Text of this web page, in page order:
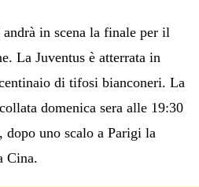
andrà in scena la finale per il
La Juventus è atterrata in
di tifosi bianconeri. La
domenica sera alle 19:30
dopo uno scalo a Parigi la
Cina.